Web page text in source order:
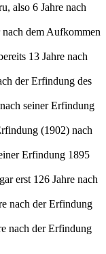
also 6 Jahre nach
dem Aufkommen
13 Jahre nach
der Erfindung des
seiner Erfindung
(1902) nach
Erfindung 1895
erst 126 Jahre nach
nach der Erfindung
nach der Erfindung